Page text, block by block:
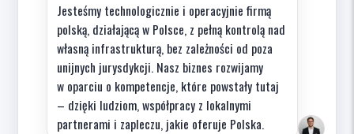
Jesteśmy technologicznie i operacyjnie firmą
polską, działającą w Polsce, z pełną kontrolą nad
własną infrastrukturą, bez zależności od poza
unijnych jurysdykcji. Nasz biznes rozwijamy
w oparciu o kompetencje, które powstały tutaj
– dzięki ludziom, współpracy z lokalnymi
partnerami i zapleczu, jakie oferuje Polska.